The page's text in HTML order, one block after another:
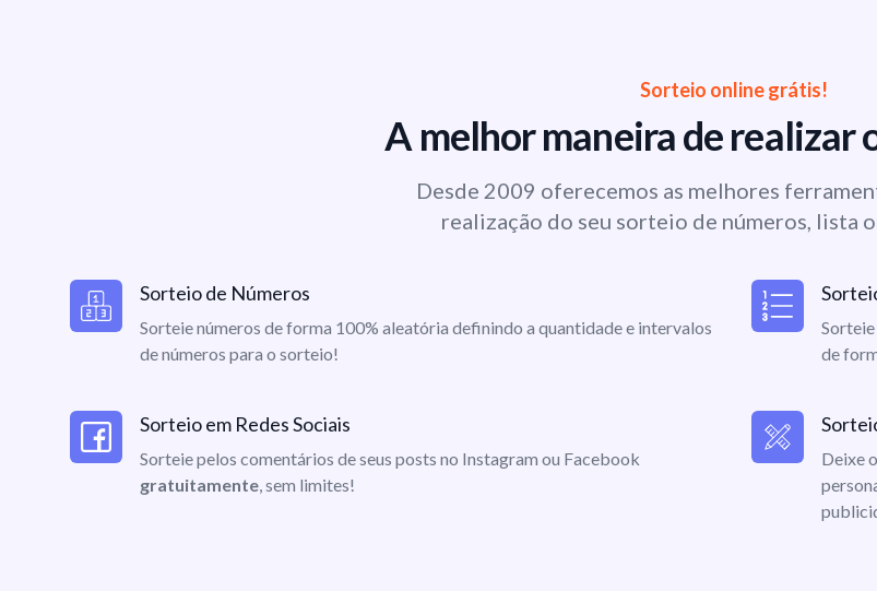
Sorteio online grátis!
A melhor maneira de realizar
Desde 2009 oferecemos as melhores
realização do seu sorteio de números, lista
Sorteio de Números
Sorteie números de forma 100% aleatória definindo a quantidade e intervalos
de números para o sorteio!
de
Sorteio em Redes Sociais
Sorteie pelos comentários de seus posts no Instagram ou Facebook
gratuitamente, sem limites!
Deixe